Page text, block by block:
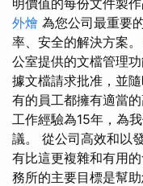
外燴 為您公司最重要
率、安全的解決方案。
公室提供的文檔管理
據文檔請求批准，並
有的員工都擁有適當
工作經驗為15年，為
議。 從公司高效和以
有比這更複雜和有用
務所的主要目標是幫